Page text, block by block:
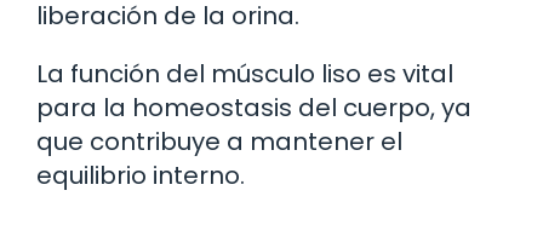
liberación de la orina.
La función del músculo liso es vital
para la homeostasis del cuerpo, ya
que contribuye a mantener el
equilibrio interno.